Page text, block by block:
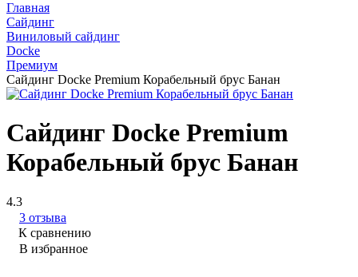
Главная
Сайдинг
Виниловый сайдинг
Docke
Премиум
Сайдинг Docke Premium Корабельный брус Банан
Сайдинг Docke Premium
Корабельный брус Банан
4.3
3 отзыва
К сравнению
В избранное